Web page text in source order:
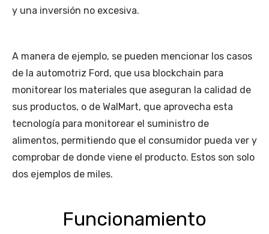
y una inversión no excesiva.
A manera de ejemplo, se pueden mencionar los casos
de la automotriz Ford, que usa blockchain para
monitorear los materiales que aseguran la calidad de
sus productos, o de WalMart, que aprovecha esta
tecnología para monitorear el suministro de
alimentos, permitiendo que el consumidor pueda ver y
comprobar de donde viene el producto. Estos son solo
dos ejemplos de miles.
Funcionamiento